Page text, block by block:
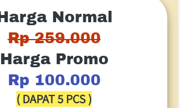
Harga Normal
Rp 259.000
Harga Promo
Rp 100.000
( DAPAT 5 PCS )